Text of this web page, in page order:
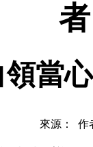
領當
來源： 作